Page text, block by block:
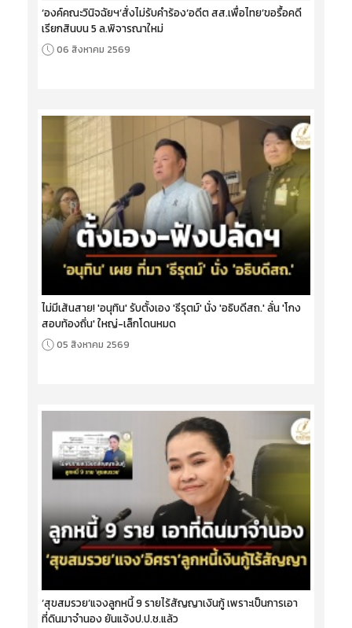
‘องค์คณะวินิจฉัยฯ’สั่งไม่รับคำร้อง‘อดีต สส.เพื่อไทย’ขอรื้อคดี
เรียกสินบน 5 ล.พิจารณาใหม่
06 สิงหาคม 2569
ไม่มีเส้นสาย! 'อนุทิน' รับตั้งเอง 'ธีรุตม์' นั่ง 'อธิบดีสถ.' ลั่น 'โกง
สอบท้องถิ่น' ใหญ่-เล็กโดนหมด
05 สิงหาคม 2569
‘สุขสมรวย’แจงลูกหนี้ 9 รายไร้สัญญาเงินกู้ เพราะเป็นการเอา
ที่ดินมาจำนอง ยันแจ้งป.ป.ช.แล้ว